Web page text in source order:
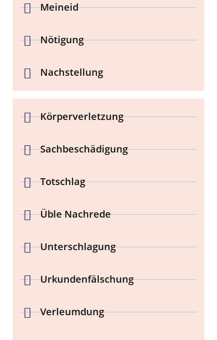
Meineid
Nötigung
Nachstellung
Körperverletzung
Sachbeschädigung
Totschlag
Üble Nachrede
Unterschlagung
Urkundenfälschung
Verleumdung